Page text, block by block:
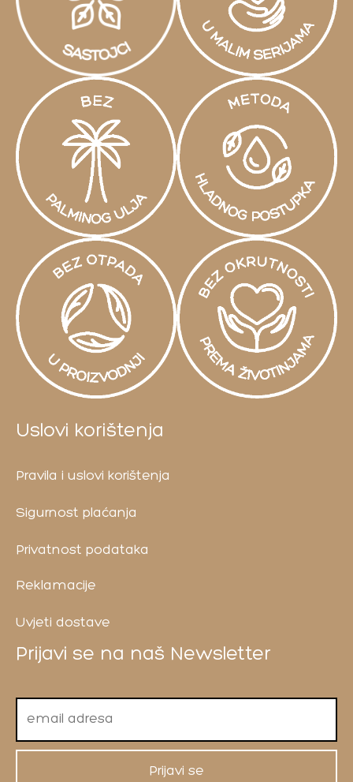
Uslovi korištenja
Pravila i uslovi korištenja
Sigurnost plaćanja
Privatnost podataka
Reklamacije
Uvjeti dostave
Prijavi se na naš Newsletter